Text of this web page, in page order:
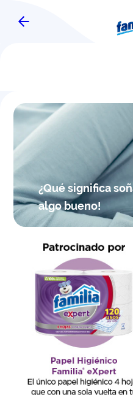
¿Qué significa
algo bueno!